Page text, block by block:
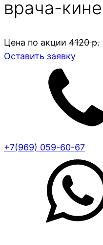
врача-
Цена по акции 4120 р.
Оставить заявку
+7(969) 059-60-67